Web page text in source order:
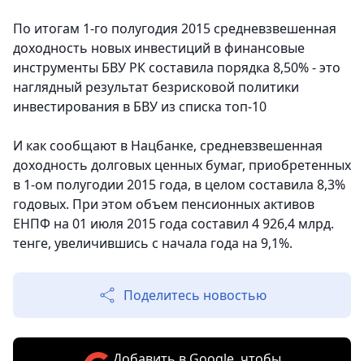
По итогам 1-го полугодия 2015 средневзвешенная
доходность новых инвестиций в финансовые
инструменты БВУ РК составила порядка 8,50% - это
наглядный результат безрисковой политики
инвестирования в БВУ из списка топ-10
И как сообщают в Нацбанке, средневзвешенная
доходность долговых ценных бумаг, приобретенных
в 1-ом полугодии 2015 года, в целом составила 8,3%
годовых. При этом объем пенсионных активов
ЕНПФ на 01 июля 2015 года составил 4 926,4 млрд.
тенге, увеличившись с начала года на 9,1%.
Поделитесь новостью